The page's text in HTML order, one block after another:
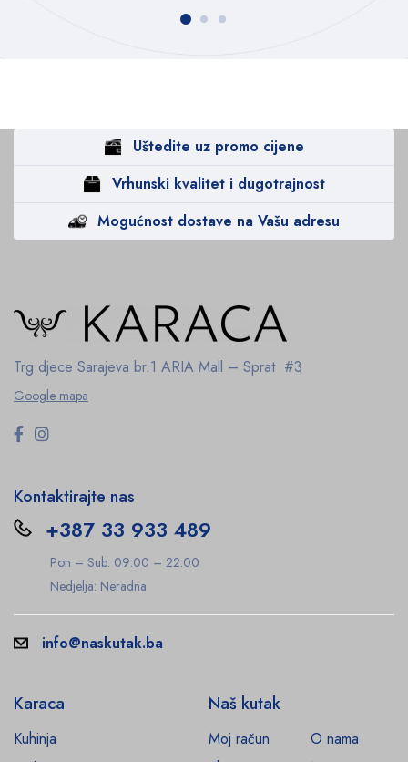
Uštedite uz promo cijene
Vrhunski kvalitet i dugotrajnost
Mogućnost dostave na Vašu adresu
Trg djece Sarajeva br.1 ARIA Mall – Sprat #3
Google mapa
Kontaktirajte nas
+387 33 933 489
Pon – Sub: 09:00 – 22:00
Nedjelja: Neradna
info@naskutak.ba
Karaca
Kuhinja
Naš kutak
Moj račun
O nama